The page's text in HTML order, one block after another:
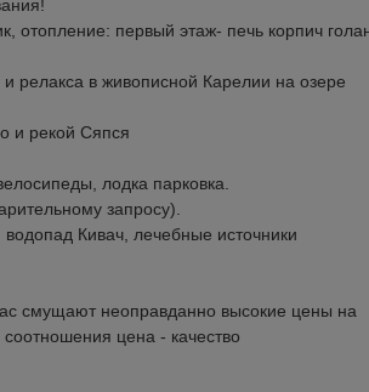
отопление: первый этаж- печь корпич
релакса в живописной Карелии на озере
и рекой Сяпся
лодка парковка.
запросу).
Кивач, лечебные источники
смущают неоправданно высокие цены на
цена - качество